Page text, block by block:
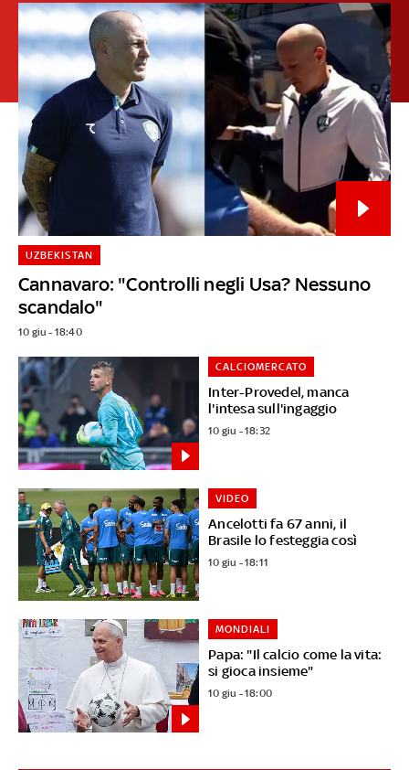
Cannavaro: "Controlli negli Usa? Nessuno
scandalo"
UZBEKISTAN
10 giu - 18:40
Inter-Provedel, manca
l'intesa sull'ingaggio
CALCIOMERCATO
10 giu - 18:32
Ancelotti fa 67 anni, il
Brasile lo festeggia così
VIDEO
10 giu - 18:11
Papa: "Il calcio come la vita:
si gioca insieme"
MONDIALI
10 giu - 18:00